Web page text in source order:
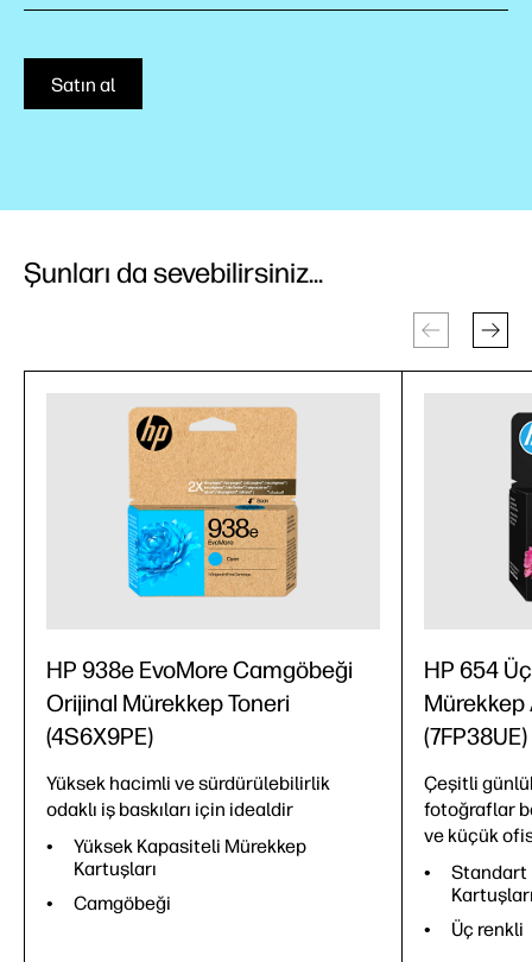
Satın al
Şunları da sevebilirsiniz...
HP 938e EvoMore Camgöbeği
Orijinal Mürekkep Toneri
(4S6X9PE)
Yüksek hacimli ve sürdürülebilirlik
odaklı iş baskıları için idealdir
Yüksek Kapasiteli Mürekkep
Kartuşları
Camgöbeği
HP 654
Mürekkep
(7FP38UE)
Çeşitli
fotoğraflar
ve küçük
Standart
Üç renkli